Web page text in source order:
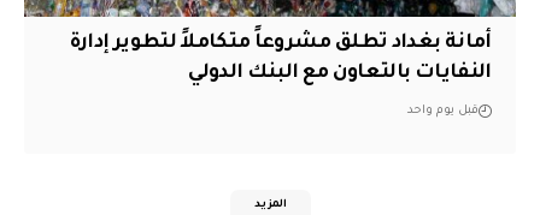
أمانة بغداد تطلق مشروعاً متكاملاً لتطوير إدارة
النفايات بالتعاون مع البنك الدولي
قبل يوم واحد
المزيد